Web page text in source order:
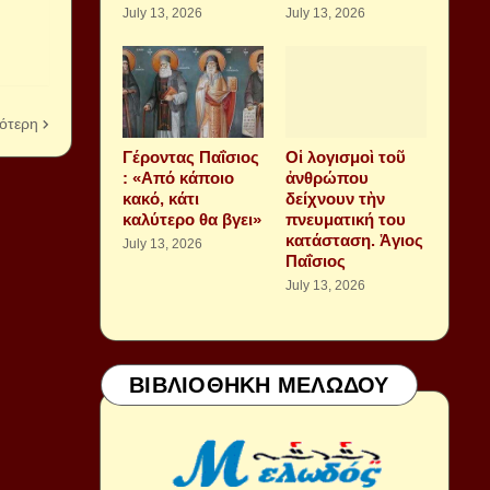
July 13, 2026 July 13, 2026
Γέροντας Παΐσιος
: «Από κάποιο
κακό, κάτι
καλύτερο θα βγει»
July 13, 2026
Οἱ λογισμοὶ τοῦ
ἀνθρώπου
δείχνουν τὴν
πνευματική του
κατάσταση. Ἁγιος
Παΐσιος
July 13, 2026
ΒΙΒΛΙΟΘΗΚΗ ΜΕΛΩΔΟΥ